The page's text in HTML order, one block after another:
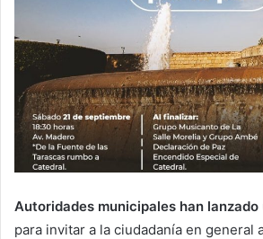
Autoridades municipales han
para invitar a la ciudadanía en general